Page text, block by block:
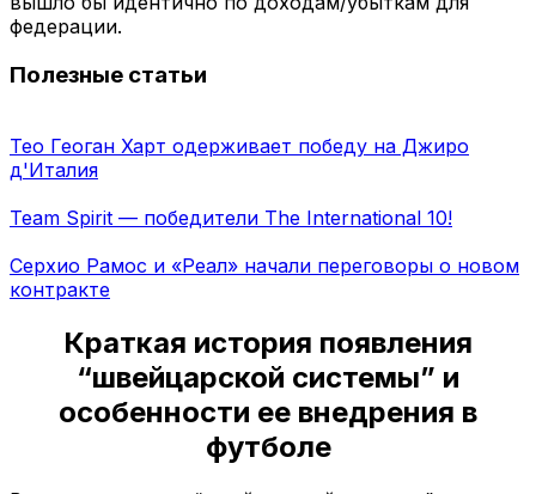
федерации.
Полезные статьи
Тео Геоган Харт одерживает победу на Джиро
д'Италия
Team Spirit — победители The International 10!
Серхио Рамос и «Реал» начали переговоры о новом
контракте
Краткая история появления
“швейцарской системы” и
особенности ее внедрения в
футболе